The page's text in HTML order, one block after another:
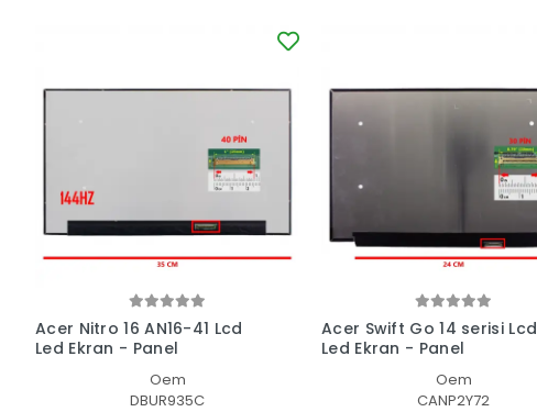
Acer Nitro 16 AN16-41 Lcd
Led Ekran - Panel
Oem
DBUR935C
Acer Swift Go 14 serisi Lcd
Led Ekran - Panel
Oem
CANP2Y72